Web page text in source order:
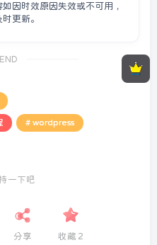
因时效原因失效或不可用，
更新。
# wordpress
一下吧
分享 收藏 2